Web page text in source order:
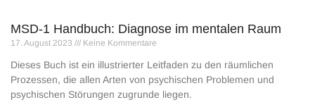
MSD-1 Handbuch: Diagnose im mentalen Raum
17. August 2023 Keine Kommentare
Dieses Buch ist ein illustrierter Leitfaden zu den räumlichen
Prozessen, die allen Arten von psychischen Problemen und
psychischen Störungen zugrunde liegen.